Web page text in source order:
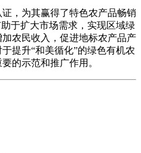
为其赢得了特色农产品畅销
于扩大市场需求，实现区域绿
农民收入，促进地标农产品产
提升“和美循化”的绿色有机农
的示范和推广作用。